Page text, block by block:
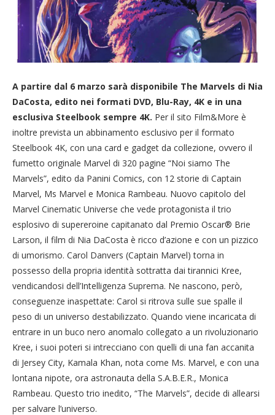
A partire dal 6 marzo sarà disponibile The Marvels di Nia
DaCosta, edito nei formati DVD, Blu-Ray, 4K e in una
esclusiva Steelbook sempre 4K. Per il sito Film&More è
inoltre prevista un abbinamento esclusivo per il formato
Steelbook 4K, con una card e gadget da collezione, ovvero il
fumetto originale Marvel di 320 pagine “Noi siamo The
Marvels”, edito da Panini Comics, con 12 storie di Captain
Marvel, Ms Marvel e Monica Rambeau. Nuovo capitolo del
Marvel Cinematic Universe che vede protagonista il trio
esplosivo di supereroine capitanato dal Premio Oscar® Brie
Larson, il film di Nia DaCosta è ricco d’azione e con un pizzico
di umorismo. Carol Danvers (Captain Marvel) torna in
possesso della propria identità sottratta dai tirannici Kree,
vendicandosi dell’Intelligenza Suprema. Ne nascono, però,
conseguenze inaspettate: Carol si ritrova sulle sue spalle il
peso di un universo destabilizzato. Quando viene incaricata di
entrare in un buco nero anomalo collegato a un rivoluzionario
Kree, i suoi poteri si intrecciano con quelli di una fan accanita
di Jersey City, Kamala Khan, nota come Ms. Marvel, e con una
lontana nipote, ora astronauta della S.A.B.E.R., Monica
Rambeau. Questo trio inedito, “The Marvels”, decide di allearsi
per salvare l’universo.